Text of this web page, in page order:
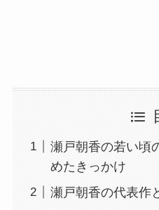
瀬戸朝香の若い頃
めたきっかけ
瀬戸朝香の代表作